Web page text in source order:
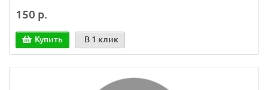
150 р.
Купить В 1 клик